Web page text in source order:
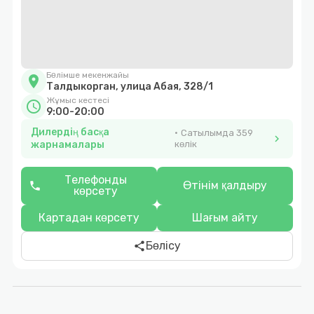
location_on Бөлімше мекенжайы
Талдыкорган, улица Абая, 328/1
schedule Жұмыс кестесі
9:00-20:00
Дилердің басқа
жарнамалары
Сатылымда 359
көлік
chevron_right
phone
Телефонды
көрсету
Өтінім қалдыру
Картадан көрсету Шағым айту
shareБөлісу